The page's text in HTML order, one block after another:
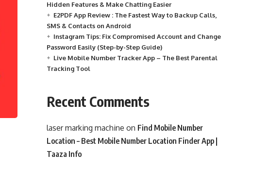
Hidden Features & Make Chatting Easier
E2PDF App Review : The Fastest Way to Backup Calls,
SMS & Contacts on Android
Instagram Tips: Fix Compromised Account and Change
Password Easily (Step-by-Step Guide)
Live Mobile Number Tracker App – The Best Parental
Tracking Tool
Recent Comments
laser marking machine on Find Mobile Number
Location – Best Mobile Number Location Finder App |
Taaza Info